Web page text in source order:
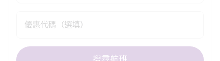
優惠代碼（選填）